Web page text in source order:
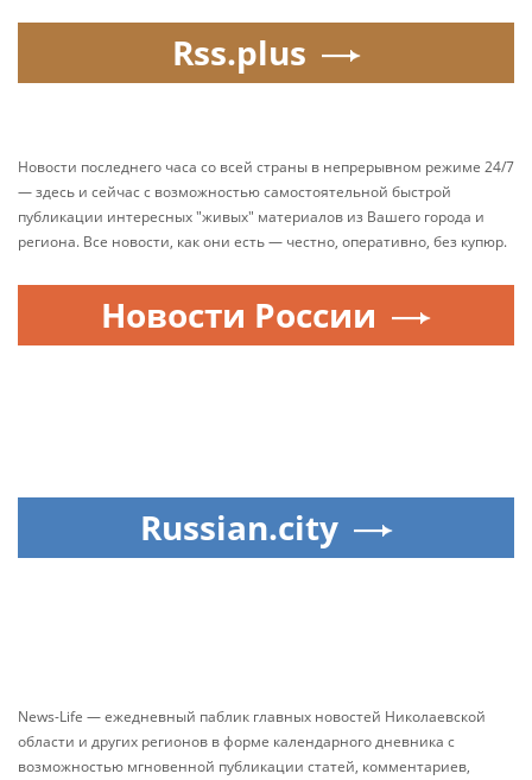
Rss.plus
Новости последнего часа со всей страны в непрерывном режиме 24/7
— здесь и сейчас с возможностью самостоятельной быстрой
публикации интересных "живых" материалов из Вашего города и
региона. Все новости, как они есть — честно, оперативно, без купюр.
Новости России
Russian.city
News-Life — ежедневный паблик главных новостей Николаевской
области и других регионов в форме календарного дневника с
возможностью мгновенной публикации статей, комментариев,